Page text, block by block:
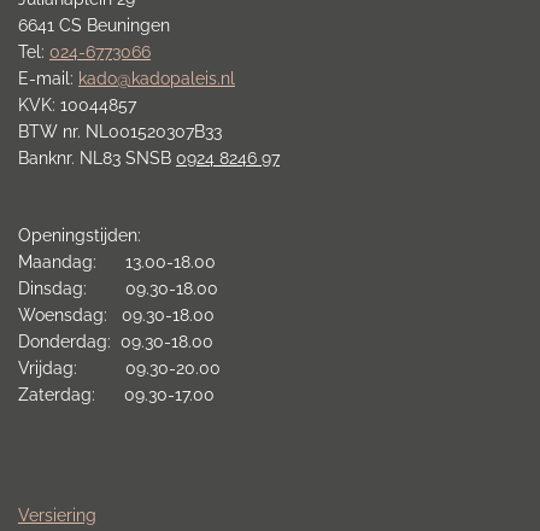
6641 CS Beuningen
Tel: 024-6773066
E-mail: kado@kadopaleis.nl
KVK: 10044857
BTW nr. NL001520307B33
Banknr. NL83 SNSB 0924 8246 97
Openingstijden:
Maandag: 13.00-18.00
Dinsdag: 09.30-18.00
Woensdag: 09.30-18.00
Donderdag: 09.30-18.00
Vrijdag: 09.30-20.00
Zaterdag: 09.30-17.00
Versiering